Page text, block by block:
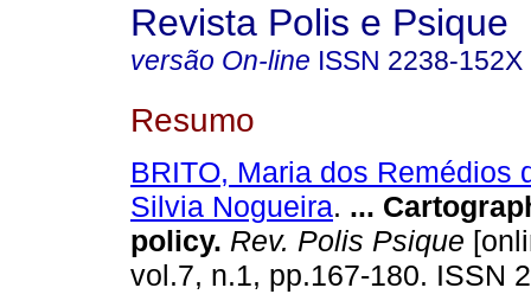
Revista Polis e Psique
versão On-line ISSN 2238-152X
Resumo
BRITO, Maria dos Remédios
Silvia Nogueira. ...
policy. Rev. Polis Psique
vol.7, n.1, pp.167-180. ISSN